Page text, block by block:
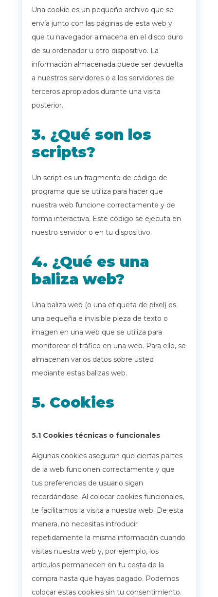
Una cookie es un pequeño archivo que se
envía junto con las páginas de esta web y
que tu navegador almacena en el disco duro
de su ordenador u otro dispositivo. La
información almacenada puede ser devuelta
a nuestros servidores o a los servidores de
terceros apropiados durante una visita
posterior.
3. ¿Qué son los
scripts?
Un script es un fragmento de código de
programa que se utiliza para hacer que
nuestra web funcione correctamente y de
forma interactiva. Este código se ejecuta en
nuestro servidor o en tu dispositivo.
4. ¿Qué es una
baliza web?
Una baliza web (o una etiqueta de píxel) es
una pequeña e invisible pieza de texto o
imagen en una web que se utiliza para
monitorear el tráfico en una web. Para ello, se
almacenan varios datos sobre usted
mediante estas balizas web.
5. Cookies
5.1 Cookies técnicas o funcionales
Algunas cookies aseguran que ciertas partes
de la web funcionen correctamente y que
tus preferencias de usuario sigan
recordándose. Al colocar cookies funcionales,
te facilitamos la visita a nuestra web. De esta
manera, no necesitas introducir
repetidamente la misma información cuando
visitas nuestra web y, por ejemplo, los
artículos permanecen en tu cesta de la
compra hasta que hayas pagado. Podemos
colocar estas cookies sin tu consentimiento.